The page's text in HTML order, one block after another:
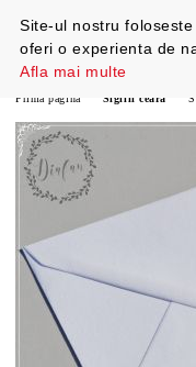
Prima pagină Sigilii ceara
Site-ul nostru
oferi o experienta de
Afla mai multe